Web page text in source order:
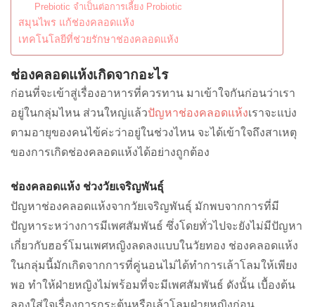
Prebiotic จำเป็นต่อการเลี้ยง Probiotic
สมุนไพร แก้ช่องคลอดแห้ง
เทคโนโลยีที่ช่วยรักษาช่องคลอดแห้ง
ช่องคลอดแห้งเกิดจากอะไร
ก่อนที่จะเข้าสู่เรื่องอาหารที่ควรทาน มาเข้าใจกันก่อนว่าเรา
อยู่ในกลุ่มไหน ส่วนใหญ่แล้วปัญหาช่องคลอดแห้งเราจะแบ่ง
ตามอายุของคนไข้ค่ะว่าอยู่ในช่วงไหน จะได้เข้าใจถึงสาเหตุ
ของการเกิดช่องคลอดแห้งได้อย่างถูกต้อง
ช่องคลอดแห้ง ช่วงวัยเจริญพันธ์ุ
ปัญหาช่องคลอดแห้งจากวัยเจริญพันธุ์ มักพบจากการที่มี
ปัญหาระหว่างการมีเพศสัมพันธ์ ซึ่งโดยทั่วไปจะยังไม่มีปัญหา
เกี่ยวกับฮอร์โมนเพศหญิงลดลงแบบในวัยทอง ช่องคลอดแห้ง
ในกลุ่มนี้มักเกิดจากการที่คู่นอนไม่ได้ทำการเล้าโลมให้เพียง
พอ ทำให้ฝ่ายหญิงไม่พร้อมที่จะมีเพศสัมพันธ์ ดังนั้น เบื้องต้น
ลองใส่ใจเรื่องการกระตุ้นหรือเล้าโลมฝ่ายหญิงก่อน